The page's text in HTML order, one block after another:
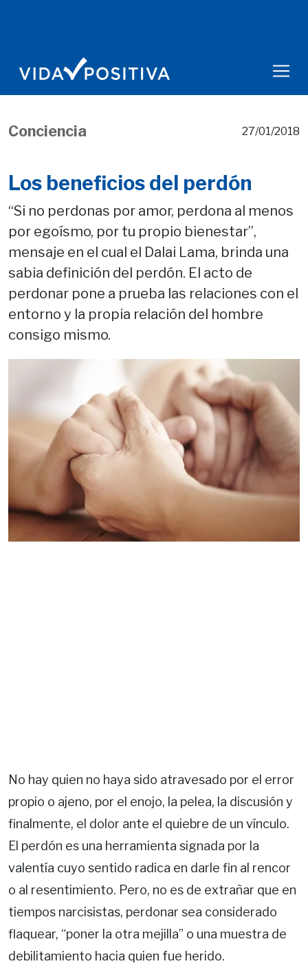
Conciencia 27/01/2018
Los beneficios del perdón
“Si no perdonas por amor, perdona al menos
por egoísmo, por tu propio bienestar”,
mensaje en el cual el Dalai Lama, brinda una
sabia definición del perdón. El acto de
perdonar pone a prueba las relaciones con el
entorno y la propia relación del hombre
consigo mismo.
No hay quien no haya sido atravesado por el error
propio o ajeno, por el enojo, la pelea, la discusión y
finalmente, el dolor ante el quiebre de un vínculo.
El perdón es una herramienta signada por la
valentía cuyo sentido radica en darle fin al rencor
o al resentimiento. Pero, no es de extrañar que en
tiempos narcisistas, perdonar sea considerado
flaquear, “poner la otra mejilla” o una muestra de
debilitamiento hacia quien fue herido.